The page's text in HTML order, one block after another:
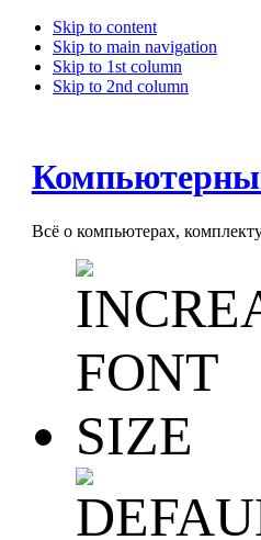
Skip to content
Skip to main navigation
Skip to 1st column
Skip to 2nd column
Всё о компьютерах,